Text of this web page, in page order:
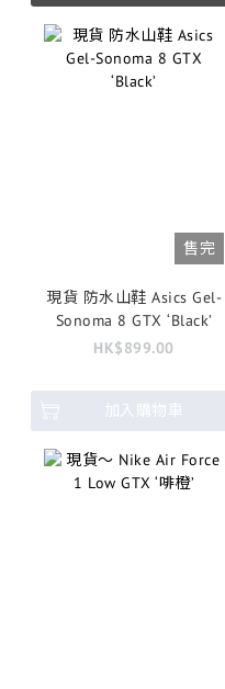
售完
現貨 防水山鞋 Asics Gel-
Sonoma 8 GTX ‘Black’
HK$899.00
加入購物車